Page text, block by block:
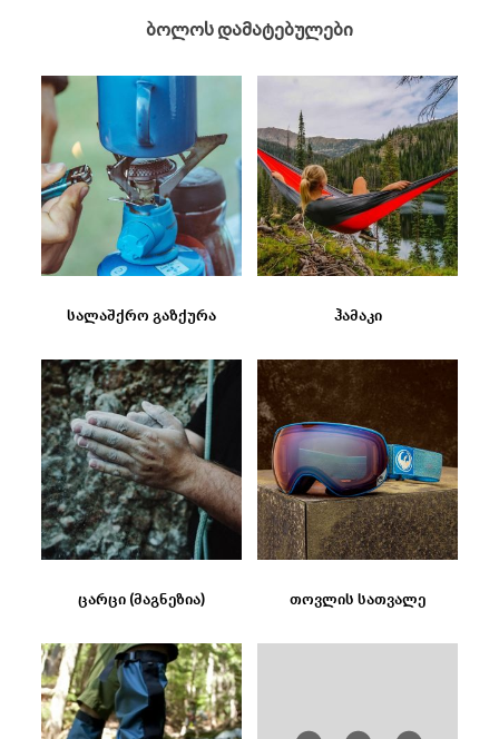
ბოლოს დამატებულები
სალაშქრო გაზქურა ჰამაკი
ცარცი (მაგნეზია) თოვლის სათვალე